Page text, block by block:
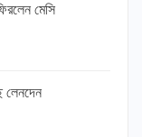
মেসি
লেনদেন